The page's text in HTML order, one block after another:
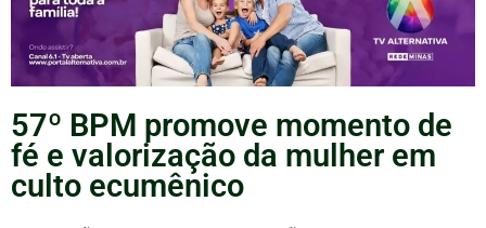
57º BPM promove momento de
fé e valorização da mulher em
culto ecumênico